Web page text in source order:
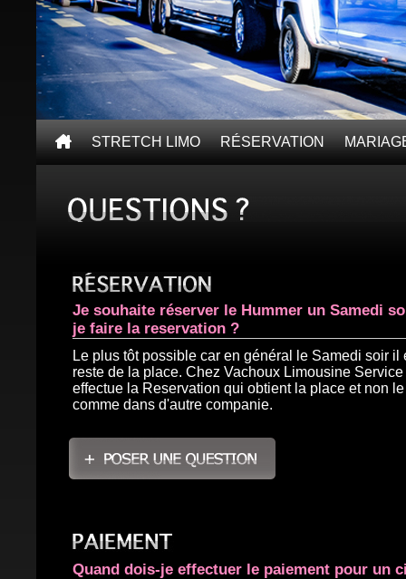
STRETCH LIMO RÉSERVATION
Je souhaite réserver le Hummer un Samedi
je faire la reservation ?
Le plus tôt possible car en général le Samedi soir il
reste de la place. Chez Vachoux Limousine
effectue la Reservation qui obtient la place et non
comme dans d'autre companie.
Quand dois-je effectuer le paiement pour un